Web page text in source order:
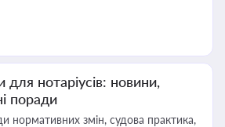
для нотаріусів: новини,
поради
нормативних змін, судова практика,